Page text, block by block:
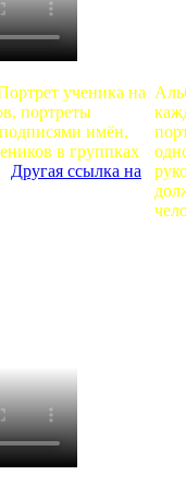
ученика на
портреты
подписями имён,
в группках
Другая ссылка на